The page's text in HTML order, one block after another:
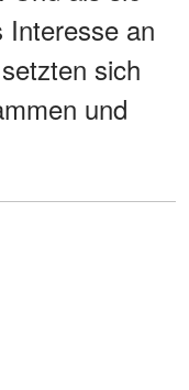
Interesse an
sich
und